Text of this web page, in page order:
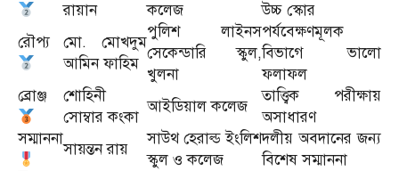
রায়ান
কলেজ
উচ্চ স্কোর
রৌপ্য
মো. মোখদুম
আমিন ফাহিম
পুলিশ লাইনস
সেকেন্ডারি স্কুল,
খুলনা
পর্যবেক্ষণমূলক
বিভাগে ভালো
ফলাফল
ব্রোঞ্জ
শোহিনী
সোম্বার কংকা
আইডিয়াল কলেজ
তাত্ত্বিক পরীক্ষায়
অসাধারণ
সম্মাননা
সায়ন্তন রায়
সাউথ হেরাল্ড ইংলিশ
স্কুল ও কলেজ
দলীয় অবদানের জন্য
বিশেষ সম্মাননা